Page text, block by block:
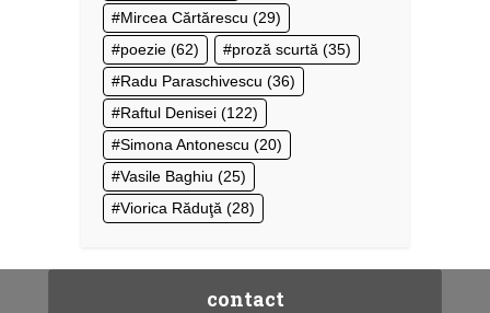
Mircea Cărtărescu (29)
poezie (62) proză scurtă (35)
Radu Paraschivescu (36)
Raftul Denisei (122)
Simona Antonescu (20)
Vasile Baghiu (25)
Viorica Răduţă (28)
contact